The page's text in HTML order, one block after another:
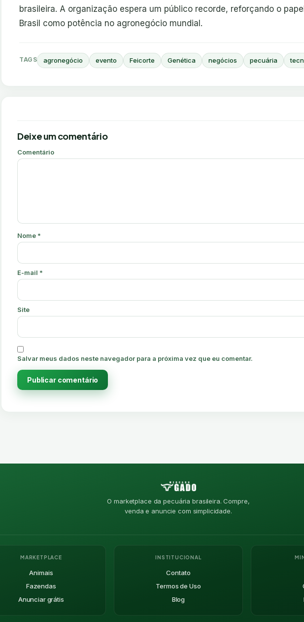
brasileira. A organização espera um público recorde, reforçando o
Brasil como potência no agronegócio mundial.
TAGS agronegócio evento Feicorte Genética negócios pecuária
Deixe um comentário
Comentário
Nome *
E-mail *
Site
Salvar meus dados neste navegador para a próxima vez que eu comentar.
O marketplace da pecuária brasileira. Compre,
venda e anuncie com simplicidade.
MARKETPLACE
Animais
Fazendas
Anunciar grátis
INSTITUCIONAL
Contato
Termos de Uso
Blog